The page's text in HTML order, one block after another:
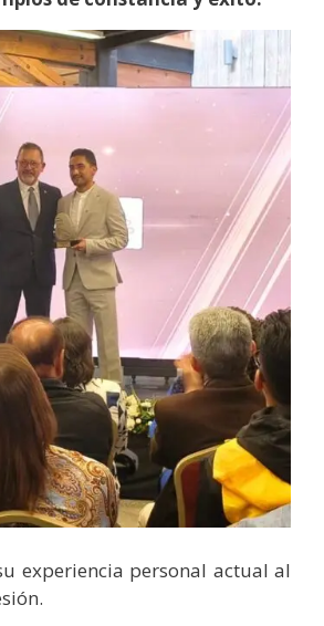
experiencia personal actual al